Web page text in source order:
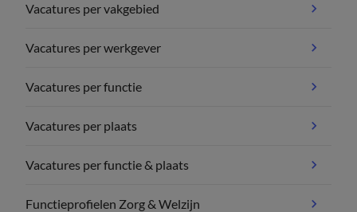
Vacatures per vakgebied
Vacatures per werkgever
Vacatures per functie
Vacatures per plaats
Vacatures per functie & plaats
Functieprofielen Zorg & Welzijn